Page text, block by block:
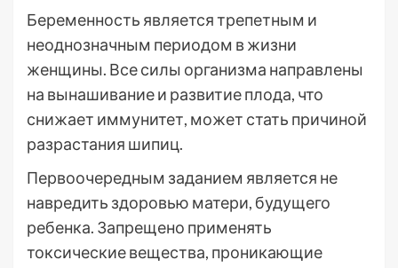
Беременность является трепетным и
неоднозначным периодом в жизни
женщины. Все силы организма направлены
на вынашивание и развитие плода, что
снижает иммунитет, может стать причиной
разрастания шипиц.
Первоочередным заданием является не
навредить здоровью матери, будущего
ребенка. Запрещено применять
токсические вещества, проникающие